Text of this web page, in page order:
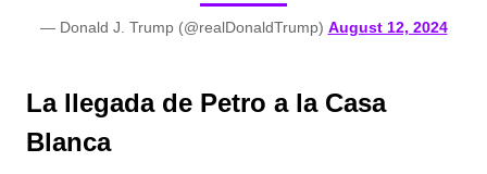
— Donald J. Trump (@realDonaldTrump) August 12, 2024
La llegada de Petro a la Casa
Blanca